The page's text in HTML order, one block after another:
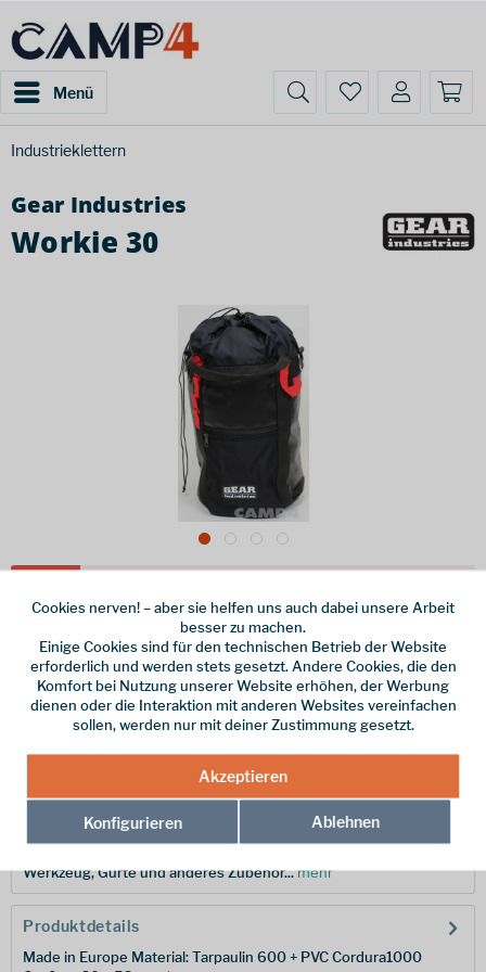
Menü
Industrieklettern
Gear Industries
Workie 30
80,00 € *
inkl. MwSt./ Versandkostenfrei!
Merken
Hersteller-Nr.: GEI00763099
Beschreibung
Werkzeug, Gurte und anderes Zubehör...mehr
Produktdetails
Made in Europe Material: Tarpaulin 600 + PVC Cordura1000
Cookies nerven! – aber sie helfen uns auch dabei unsere Arbeit
besser zu machen.
Einige Cookies sind für den technischen Betrieb der Website
erforderlich und werden stets gesetzt. Andere Cookies, die den
Komfort bei Nutzung unserer Website erhöhen, der Werbung
dienen oder die Interaktion mit anderen Websites vereinfachen
sollen, werden nur mit deiner Zustimmung gesetzt.
Akzeptieren
Konfigurieren Ablehnen